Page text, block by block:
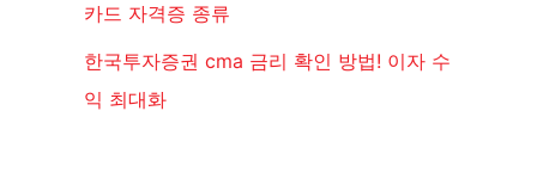
카드 자격증 종류
한국투자증권 cma 금리 확인 방법! 이자 수
익 최대화